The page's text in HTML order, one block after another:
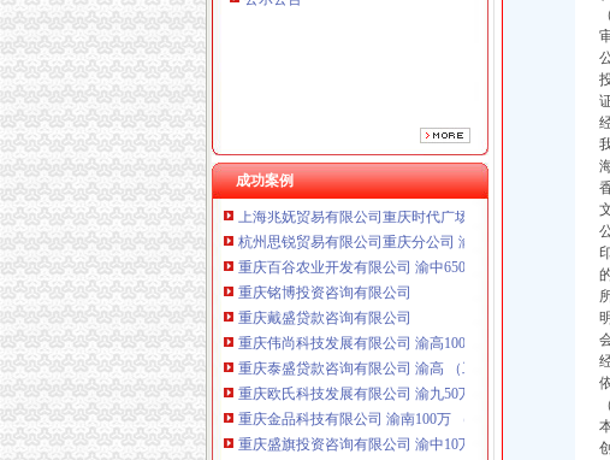
成功案例
重庆盛旗投资咨询有限公司 渝中10万 （工商注册）
重庆凯誉网络通信技术工程有限公司渝中分公司 （工商注
上海兆妩贸易有限公司重庆时代广场分公司 渝中 （工商注
杭州思锐贸易有限公司重庆分公司 渝中 （工商注册）
重庆百谷农业开发有限公司 渝中650万 （注册）
重庆铭博投资咨询有限公司
重庆戴盛贷款咨询有限公司
重庆伟尚科技发展有限公司 渝高100万 （工商注册）
重庆泰盛贷款咨询有限公司 渝高 （工商注册）
重庆欧氏科技发展有限公司 渝九50万 （进出口权）
重庆金品科技有限公司 渝南100万 （进出口权）
重庆盛旗投资咨询有限公司 渝中10万 （工商注册）
重庆凯誉网络通信技术工程有限公司渝中分公司 （工商注